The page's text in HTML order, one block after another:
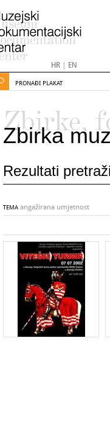
HR| EN
PRONAĐI PLAKAT
Zbirke,
Zbirka
Rezultati
TEMA angažirana umjetnost